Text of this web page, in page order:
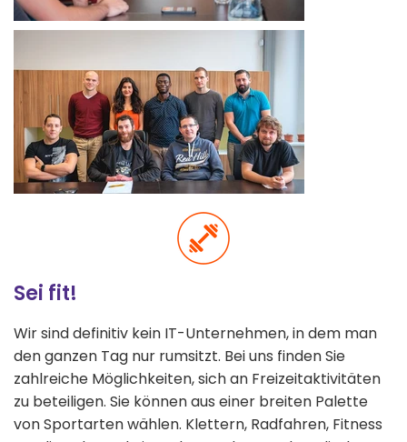
Sei fit!
Wir sind definitiv kein IT-Unternehmen, in dem man
den ganzen Tag nur rumsitzt. Bei uns finden Sie
zahlreiche Möglichkeiten, sich an Freizeitaktivitäten
zu beteiligen. Sie können aus einer breiten Palette
von Sportarten wählen. Klettern, Radfahren, Fitness